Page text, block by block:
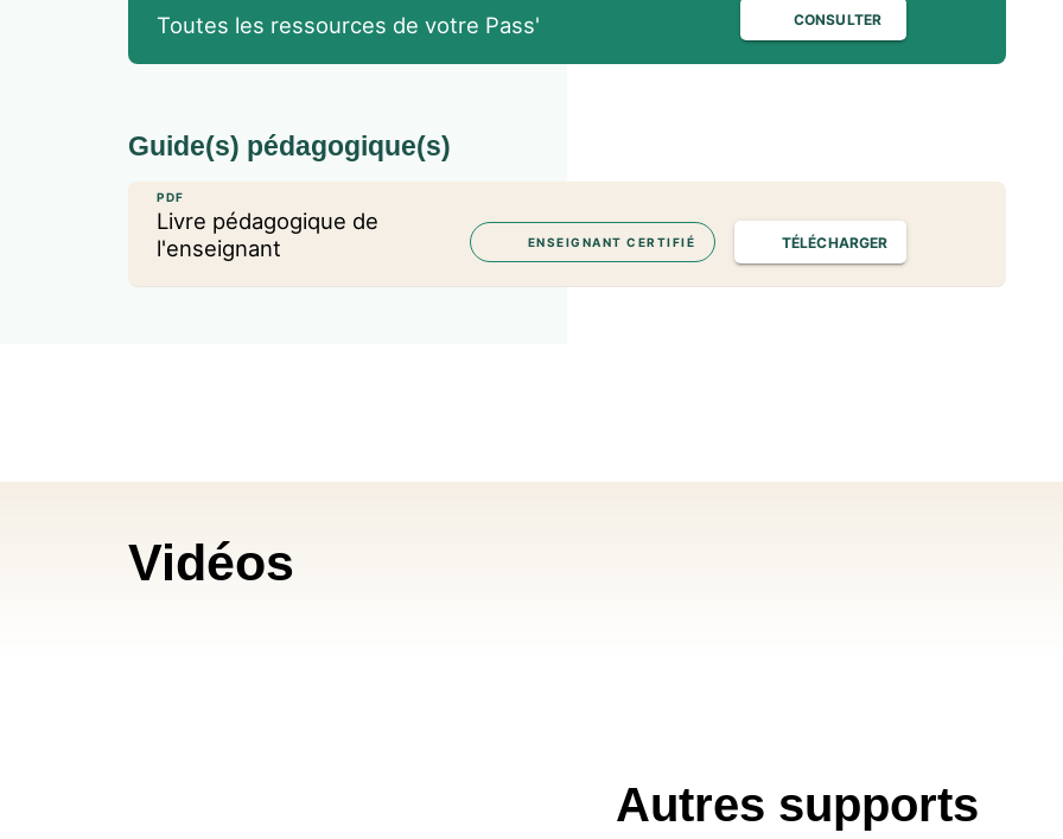
Toutes les ressources de votre Pass' CONSULTER
Guide(s) pédagogique(s)
PDF
Livre pédagogique de
l'enseignant
ENSEIGNANT CERTIFIÉ TÉLÉCHARGER
Vidéos
Autres supports